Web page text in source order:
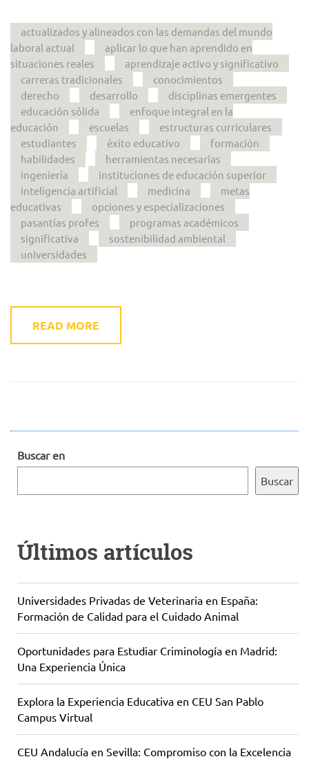
actualizados y alineados con las demandas del mundo
laboral actual
aplicar lo que han aprendido en
situaciones reales
aprendizaje activo y significativo
carreras tradicionales
conocimientos
derecho
desarrollo
disciplinas emergentes
educación sólida
enfoque integral en la
educación
escuelas
estructuras curriculares
estudiantes
éxito educativo
formación
habilidades
herramientas necesarias
ingeniería
instituciones de educación superior
inteligencia artificial
medicina
metas
educativas
opciones y especializaciones
pasantías profes
programas académicos
significativa
sostenibilidad ambiental
universidades
READ MORE
Buscar en
Buscar
Últimos artículos
Universidades Privadas de Veterinaria en España:
Formación de Calidad para el Cuidado Animal
Oportunidades para Estudiar Criminología en Madrid:
Una Experiencia Única
Explora la Experiencia Educativa en CEU San Pablo
Campus Virtual
CEU Andalucía en Sevilla: Compromiso con la Excelencia